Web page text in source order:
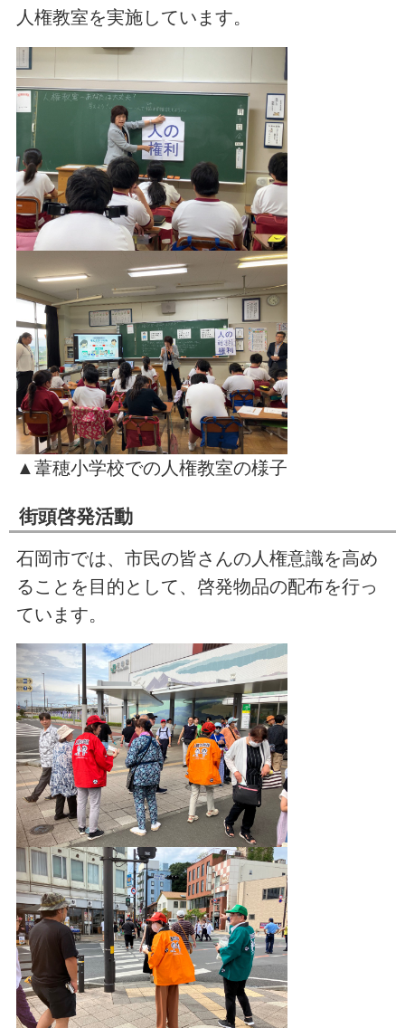
人権教室を実施しています。
▲葦穂小学校での人権教室の様子
街頭啓発活動
石岡市では、市民の皆さんの人権意識を高め
ることを目的として、啓発物品の配布を行っ
ています。